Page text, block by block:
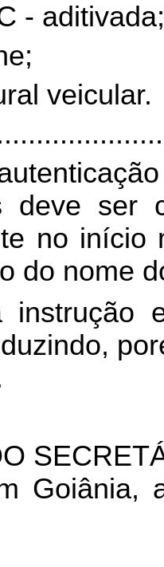
- aditivada;
veicular.
deve ser
no início
do nome
instrução